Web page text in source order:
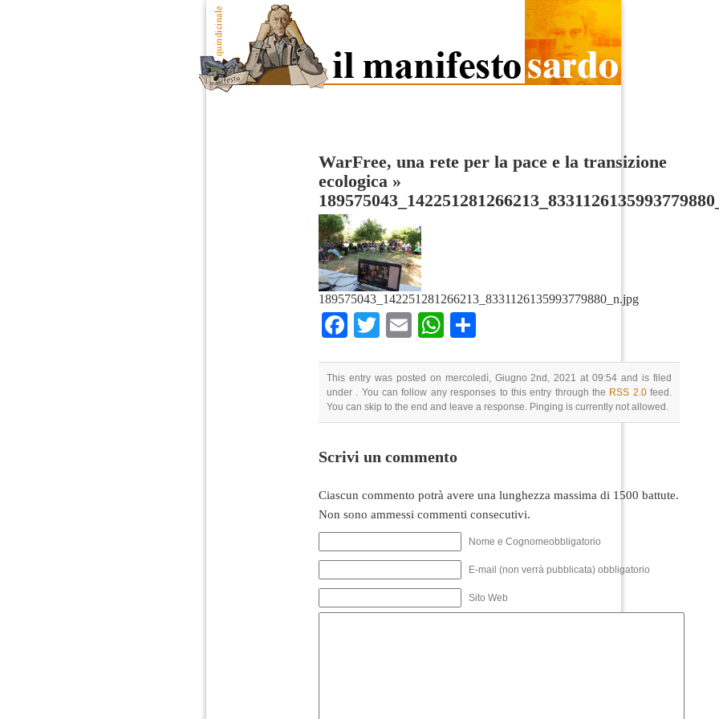
WarFree, una rete per la pace e la transizione
ecologica »
189575043_142251281266213_8331126135993779880_n.jpg
Facebook
TwitterEmailWhatsApp
This entry was posted on mercoledì, Giugno 2nd, 2021 at 09:54 and is filed
under . You can follow any responses to this entry through the RSS 2.0feed.
You can skip to the end and leave a response. Pinging is currently not allowed.
Scrivi un commento
Ciascun commento potrà avere una lunghezza massima di 1500 battute.
Non sono ammessi commenti consecutivi.
Nome e Cognomeobbligatorio
E-mail (non verrà pubblicata) obbligatorio
Sito Web